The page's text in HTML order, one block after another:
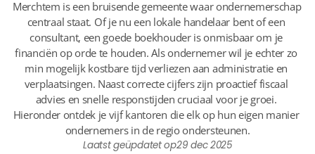
Merchtem is een bruisende gemeente waar ondernemerschap
centraal staat. Of je nu een lokale handelaar bent of een
consultant, een goede boekhouder is onmisbaar om je
financiën op orde te houden. Als ondernemer wil je echter zo
min mogelijk kostbare tijd verliezen aan administratie en
verplaatsingen. Naast correcte cijfers zijn proactief fiscaal
advies en snelle responstijden cruciaal voor je groei.
Hieronder ontdek je vijf kantoren die elk op hun eigen manier
ondernemers in de regio ondersteunen.
Laatst geüpdatet op29 dec 2025